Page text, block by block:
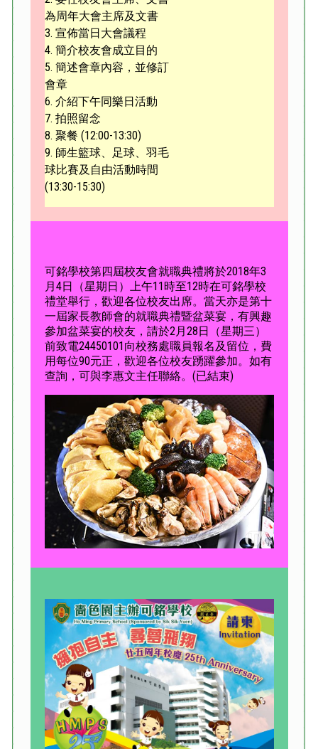
為周年大會主席及文書
3. 宣佈當日大會議程
4. 簡介校友會成立目的
5. 簡述會章內容，並修訂
會章
6. 介紹下午同樂日活動
7. 拍照留念
8. 聚餐 (12:00-13:30)
9. 師生籃球、足球、羽毛
球比賽及自由活動時間
(13:30-15:30)
可銘學校第四屆校友會就職典禮將於2018年3
月4日（星期日）上午11時至12時在可銘學校
禮堂舉行，歡迎各位校友出席。當天亦是第十
一屆家長教師會的就職典禮暨盆菜宴，有興趣
參加盆菜宴的校友，請於2月28日（星期三）
前致電24450101向校務處職員報名及留位，費
用每位90元正，歡迎各位校友踴躍參加。如有
查詢，可與李惠文主任聯絡。(已結束)